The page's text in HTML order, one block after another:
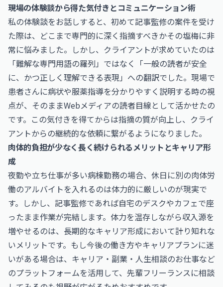
現場の体験談から得た気付きとコミュニケーション術
私の体験談をお話しすると、初めて記事監修の案件を受け
た際は、どこまで専門的に深く指摘すべきかその塩梅に非
常に悩みました。しかし、クライアントが求めていたのは
「難解な専門用語の羅列」ではなく「一般の読者が安全
に、かつ正しく理解できる表現」への翻訳でした。現場で
患者さんに病状や服薬指導を分かりやすく説明する時の視
点が、そのままWebメディアの読者目線として活かせたの
です。この気付きを得てからは指摘の質が向上し、クライ
アントからの継続的な依頼に繋がるようになりました。
肉体的負担が少なく長く続けられるメリットとキャリア形
成
夜勤や立ち仕事が多い病棟勤務の場合、休日に別の肉体労
働のアルバイトを入れるのは体力的に厳しいのが現実で
す。しかし、記事監修であれば自宅のデスクやカフェで座
ったまま作業が完結します。体力を温存しながら収入源を
増やせるのは、長期的なキャリア形成において計り知れな
いメリットです。もし今後の働き方やキャリアプランに迷
いがある場合は、 キャリア・副業・人生相談のお仕事など
のプラットフォームを活用して、先輩フリーランスに相談